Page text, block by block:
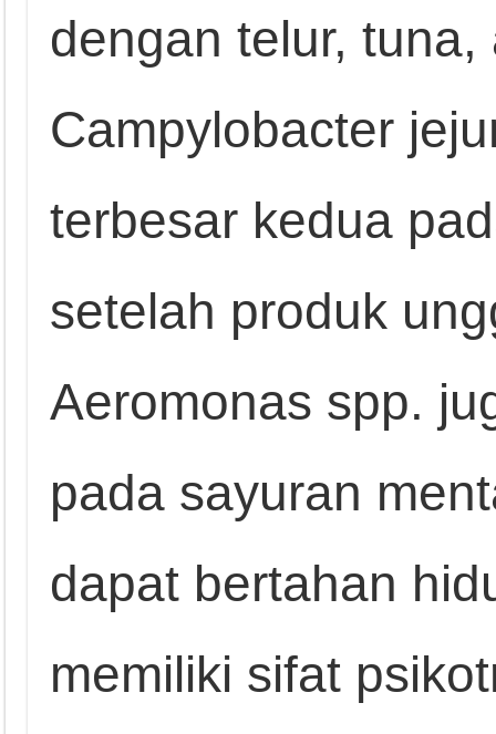
dengan telur,
Campylobacter
terbesar kedua
setelah produk
Aeromonas spp.
pada sayuran
dapat bertahan
memiliki sifat